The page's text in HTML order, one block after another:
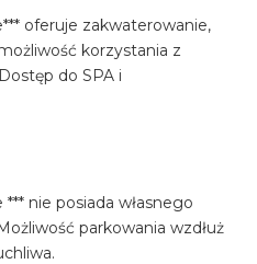
oferuje zakwaterowanie,
korzystania z
do SPA i
nie posiada własnego
parkowania wzdłuż